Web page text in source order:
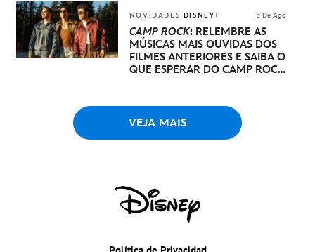
NOVIDADES DISNEY+ 3 De Ago
CAMP ROCK: RELEMBRE AS
MÚSICAS MAIS OUVIDAS DOS
FILMES ANTERIORES E SAIBA O
QUE ESPERAR DO CAMP ROCK
VEJA MAIS